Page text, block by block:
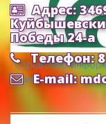
Cправочно-
язык»
Адрес:
Победы 24-а
Телефон:
E-mail: